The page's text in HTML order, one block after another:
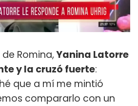
Romina,Yanina Latorre
y la cruzó fuerte:
que a mí me mintió
compararlo con un